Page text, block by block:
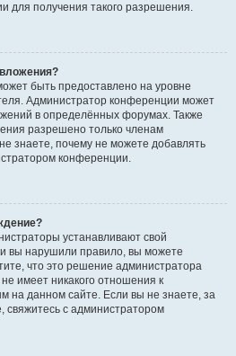
для получения такого разрешения.
быть предоставлено на уровне
Администратор конференции может
в определённых форумах. Также
разрешено только членам
знаете, почему не можете добавлять
конференции.
устанавливают свой
вы нарушили правило, вы можете
что это решение администратора
имеет никакого отношения к
на данном сайте. Если вы не знаете, за
свяжитесь с администратором